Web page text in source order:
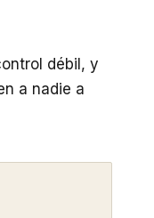
débil, y
a nadie a